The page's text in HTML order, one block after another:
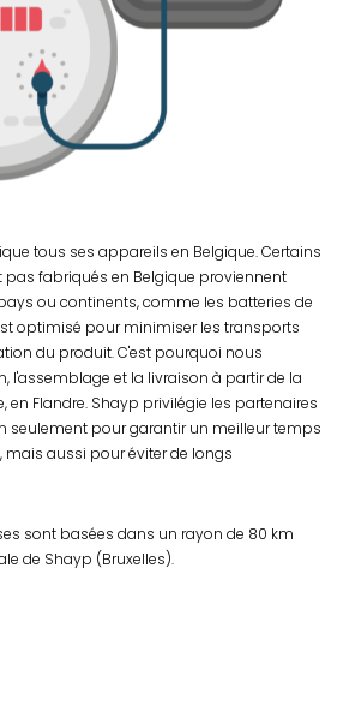
tous ses appareils en Belgique. Certains
fabriqués en Belgique proviennent
ou continents, comme les batteries de
optimisé pour minimiser les transports
du produit. C'est pourquoi nous
l'assemblage et la livraison à partir de la
en Flandre. Shayp privilégie les partenaires
seulement pour garantir un meilleur temps
mais aussi pour éviter de longs
sont basées dans un rayon de 80 km
de Shayp (Bruxelles).